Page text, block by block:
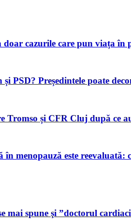
cazurile care pun viața în
PSD? Președintele poate
Tromso și CFR Cluj după ce
menopauză este reevaluată:
mai spune şi ”doctorul